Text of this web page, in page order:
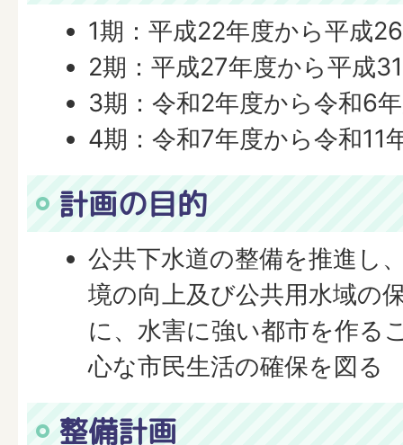
1期：平成22年度から平成
2期：平成27年度から平成
3期：令和2年度から令和6
4期：令和7年度から令和11
計画の目的
公共下水道の整備を推進し
境の向上及び公共用水域の
に、水害に強い都市を作る
心な市民生活の確保を図る
整備計画